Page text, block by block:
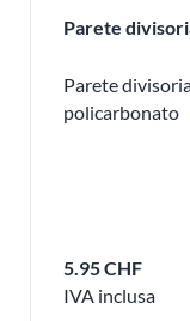
Parete
Parete
policarbonato
5.95 CHF
IVA inclusa